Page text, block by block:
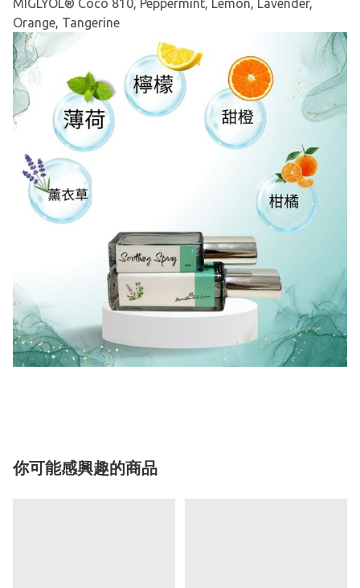
MIGLYOL® Coco 810, Peppermint, Lemon, Lavender,
Orange, Tangerine
你可能感興趣的商品